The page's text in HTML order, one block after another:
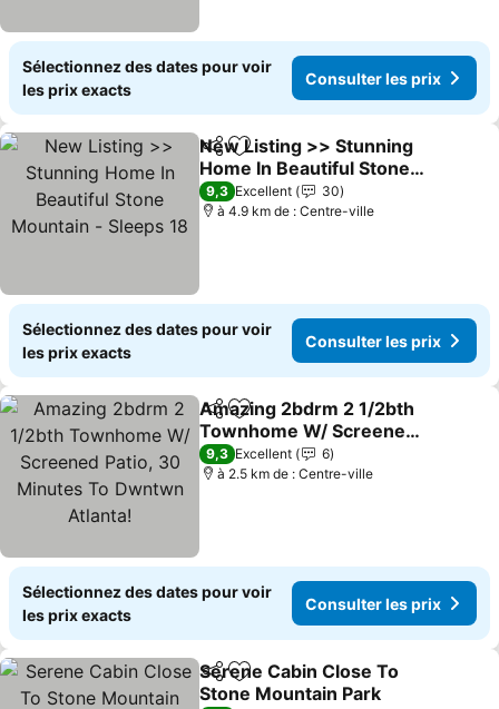
Sélectionnez des dates pour voir
les prix exacts
Consulter les prix
PartagerAjouter à mes favoris
New Listing >> Stunning
Home In Beautiful Stone
Mountain - Sleeps 18
Consulter les prix
9,3 Excellent
30
à 4.9 km de : Centre-ville
Sélectionnez des dates pour voir
les prix exacts
Consulter les prix
PartagerAjouter à mes favoris
Amazing 2bdrm 2 1/2bth
Townhome W/ Screened
Patio, 30 Minutes To
Dwntwn Atlanta!
Consulter les prix
9,3 Excellent
6
à 2.5 km de : Centre-ville
Sélectionnez des dates pour voir
les prix exacts
Consulter les prix
PartagerAjouter à mes favoris
Serene Cabin Close To
Stone Mountain Park